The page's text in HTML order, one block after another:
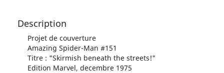
Description
Projet de couverture
Amazing Spider-Man #151
Titre : "Skirmish beneath the streets!"
Edition Marvel, decembre 1975